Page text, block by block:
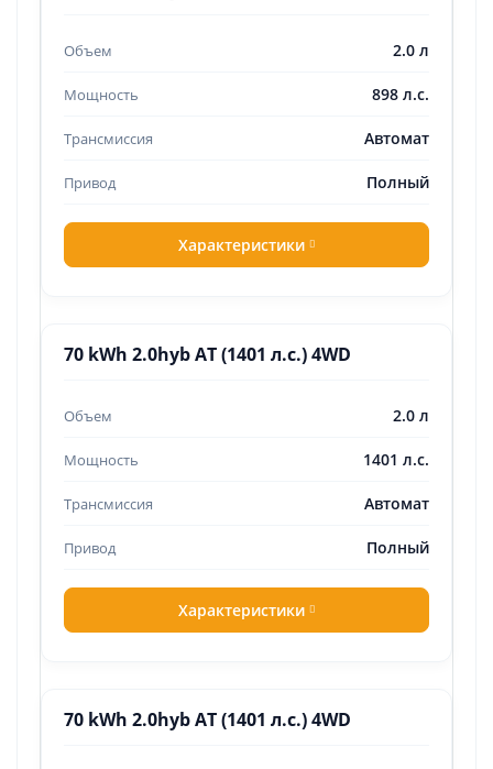
2.0 л
898 л.с.
Автомат
Полный
Характеристики
70 kWh 2.0hyb AT (1401 л.с.) 4WD
2.0 л
1401 л.с.
Автомат
Полный
Характеристики
70 kWh 2.0hyb AT (1401 л.с.) 4WD